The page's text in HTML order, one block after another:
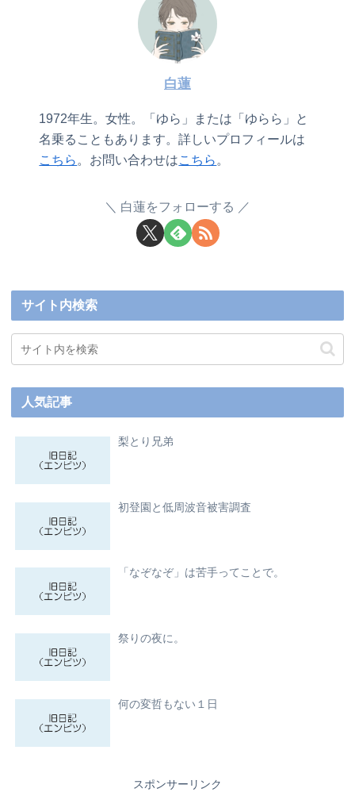
白蓮
1972年生。女性。「ゆら」または「ゆらら」と
名乗ることもあります。詳しいプロフィールは
こちら。お問い合わせはこちら。
白蓮をフォローする
サイト内検索
人気記事
梨とり兄弟
初登園と低周波音被害調査
「なぞなぞ」は苦手ってことで。
祭りの夜に。
何の変哲もない１日
スポンサーリンク